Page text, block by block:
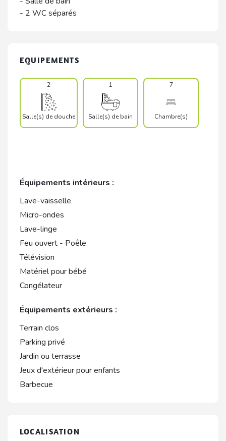
- 2 WC séparés
EQUIPEMENTS
2
Salle(s) de douche
1
Salle(s) de bain
7
Chambre(s)
Équipements intérieurs :
Lave-vaisselle
Micro-ondes
Lave-linge
Feu ouvert - Poêle
Télévision
Matériel pour bébé
Congélateur
Équipements extérieurs :
Terrain clos
Parking privé
Jardin ou terrasse
Jeux d'extérieur pour enfants
Barbecue
LOCALISATION